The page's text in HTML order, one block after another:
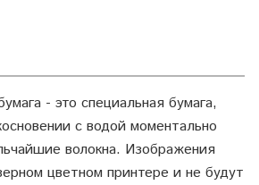
- это специальная бумага,
с водой моментально
волокна. Изображения
цветном принтере и не будут